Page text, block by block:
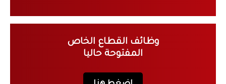
وظائف القطاع الخاص
المفتوحة حاليا